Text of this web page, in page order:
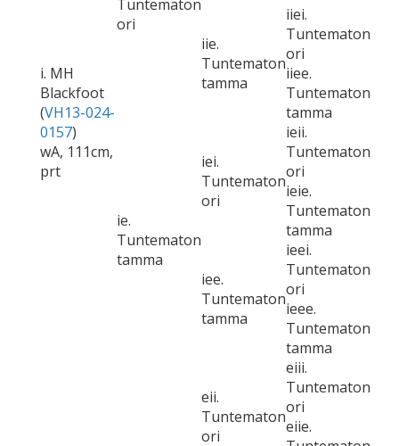
i. MH
Blackfoot
(VH13-024-
0157)
wA, 111cm,
prt
Tuntematon
ori
iie.
Tuntematon
tamma
iiei.
Tuntematon
ori
iiee.
Tuntematon
tamma
ie.
Tuntematon
tamma
iei.
Tuntematon
ori
ieii.
Tuntematon
ori
ieie.
Tuntematon
tamma
iee.
Tuntematon
tamma
ieei.
Tuntematon
ori
ieee.
Tuntematon
tamma
eii.
Tuntematon
ori
eiii.
Tuntematon
ori
eiie.